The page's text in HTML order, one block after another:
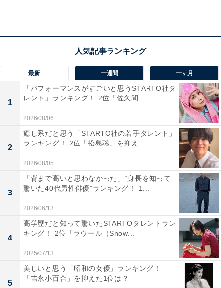
のがとてもよかった（48歳男性）」といった、小栗さん
第2位：内野聖陽（『JIN-仁- 』シリーズ／2009
年）
最新 一週間 一ヶ月
1
「パフォーマンスがすごいと思うSTARTO社タ
レント」ランキング！ 2位「佐久間...
2026/08/06
2
癒し系だと思う「STARTO社の若手タレント」
ランキング！ 2位「松島聡」を抑え...
2026/08/05
3
「背まで高いと思わなかった」“身長を知って
驚いた40代男性俳優”ランキング！ 1...
2026/06/13
4
高学歴だと知って驚いたSTARTOタレントラン
キング！ 2位「ラウール（Snow...
2025/07/13
5
美しいと思う「昭和の女優」ランキング！
「吉永小百合」を抑えた1位は？